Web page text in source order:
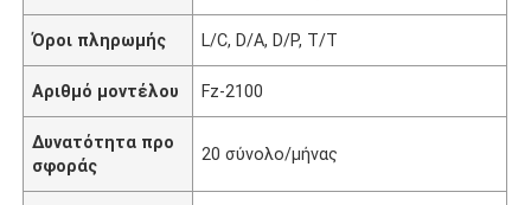
Όροι πληρωμής L/C, D/A, D/P, T/T
Αριθμό μοντέλου Fz-2100
Δυνατότητα προ
σφοράς
20 σύνολο/μήνας